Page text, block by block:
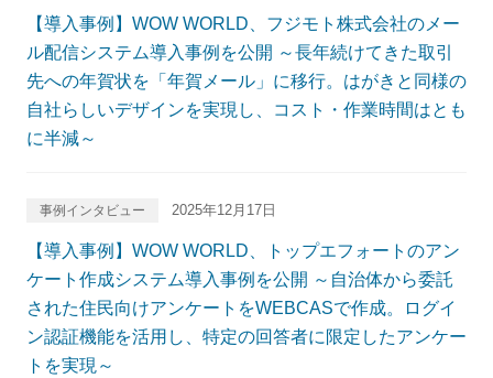
【導入事例】WOW WORLD、フジモト株式会社のメー
ル配信システム導入事例を公開 ～長年続けてきた取引
先への年賀状を「年賀メール」に移行。はがきと同様の
自社らしいデザインを実現し、コスト・作業時間はとも
に半減～
事例インタビュー 2025年12月17日
【導入事例】WOW WORLD、トップエフォートのアン
ケート作成システム導入事例を公開 ～自治体から委託
された住民向けアンケートをWEBCASで作成。ログイ
ン認証機能を活用し、特定の回答者に限定したアンケー
トを実現～